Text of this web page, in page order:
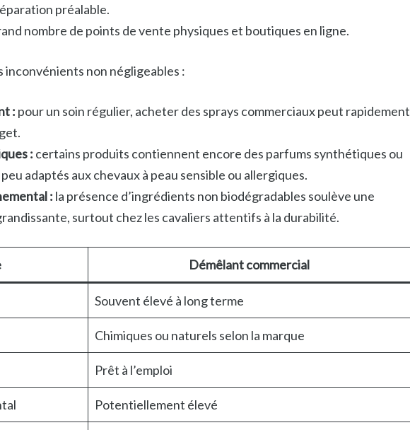
préalable.
nombre de points de vente physiques et boutiques en ligne.
inconvénients non négligeables :
: pour un soin régulier, acheter des sprays commerciaux peut rapidement
: certains produits contiennent encore des parfums synthétiques ou
adaptés aux chevaux à peau sensible ou allergiques.
: la présence d’ingrédients non biodégradables soulève une
surtout chez les cavaliers attentifs à la durabilité.
Démêlant commercial
Souvent élevé à long terme
Chimiques ou naturels selon la marque
Prêt à l’emploi
Potentiellement élevé